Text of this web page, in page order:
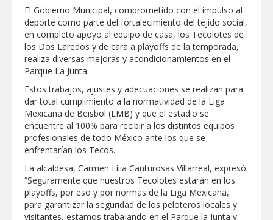
GOBIERNO MUNICIPAL ACERCA
SERVICIOS Y APOYOS A FAMILIAS CON
“PRESIDENCIA CERQUITA DE TI”
Impulsa STPS ferias del empleo para
Felicitó Carlos Peña Ortiz a más de 390
egresados de la Universidad Tecnológica
de Tamaulipas Norte
GOBIERNO DE CARMEN LILIA
CANTUROSAS INVIERTE EN
INFRAESTRUCTURA HÍDRICA PARA
GARANTIZAR UN MEJOR SERVICIO DE
AGUA POTABLE
Facilita DIF Tamaulipas trámite de
credencial y placas de circulación para
personas con discapacidad
El Gobierno Municipal, comprometido con el impulso al
deporte como parte del fortalecimiento del tejido social,
en completo apoyo al equipo de casa, los Tecolotes de
los Dos Laredos y de cara a playoffs de la temporada,
realiza diversas mejoras y acondicionamientos en el
Parque La Junta.
Estos trabajos, ajustes y adecuaciones se realizan para
dar total cumplimiento a la normatividad de la Liga
Mexicana de Beisbol (LMB) y que el estadio se
encuentre al 100% para recibir a los distintos equipos
profesionales de todo México ante los que se
enfrentarían los Tecos.
La alcaldesa, Carmen Lilia Canturosas Villarreal, expresó:
“Seguramente que nuestros Tecolotes estarán en los
playoffs, por eso y por normas de la Liga Mexicana,
para garantizar la seguridad de los peloteros locales y
visitantes, estamos trabajando en el Parque la Junta y